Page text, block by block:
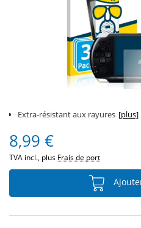
Extra-résistant aux rayures [plus]
8,99 €
TVA incl., plus Frais de port